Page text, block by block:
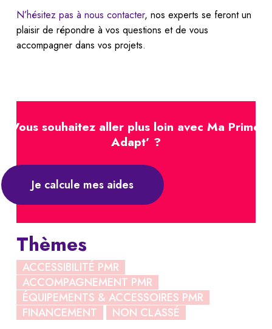
N’hésitez pas à nous contacter, nos experts se feront un
plaisir de répondre à vos questions et de vous
accompagner dans vos projets.
Vous souhaitez aller plus loin avec Ma Prime
Adapt’ ?
Je calcule mes aides
Thèmes
ACCESSIBILITÉ PMR
ACCOMPAGNEMENT PMR
ÉQUIPEMENTS & ACCESSOIRES PMR
FINANCEMENT
NON CLASSÉ